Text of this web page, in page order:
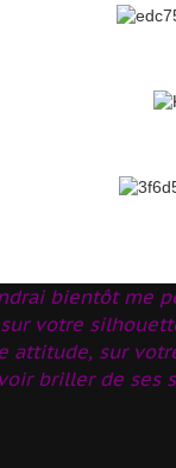
bientôt me
votre
attitude, sur
briller de ses